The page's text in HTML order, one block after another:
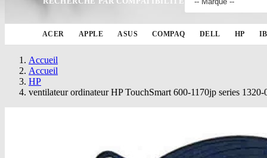
ACER APPLE ASUS COMPAQ DELL HP
Accueil
Accueil
HP
ventilateur ordinateur HP TouchSmart 600-1170jp series